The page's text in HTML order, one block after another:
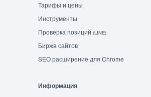
Тарифы и цены
Инструменты
Проверка позиций (LINE)
Биржа сайтов
SEO расширение для Chrome
Информация